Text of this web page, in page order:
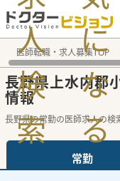
人
検
索
に
な
る
医師転職・求人募集TOP
長野県上水内郡
情報
長野県の常勤の医師求人の検
常勤